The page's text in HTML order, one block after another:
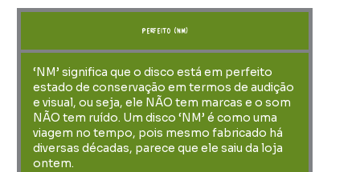
perfeito (NM)
‘NM’ significa que o disco está em perfeito
estado de conservação em termos de audição
e visual, ou seja, ele NÃO tem marcas e o som
NÃO tem ruído. Um disco ‘NM’ é como uma
viagem no tempo, pois mesmo fabricado há
diversas décadas, parece que ele saiu da loja
ontem.